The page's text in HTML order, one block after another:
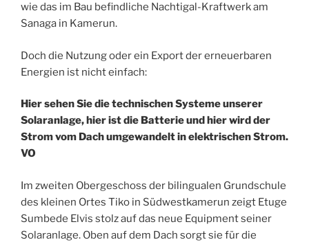
wie das im Bau befindliche Nachtigal-Kraftwerk am
Sanaga in Kamerun.
Doch die Nutzung oder ein Export der erneuerbaren
Energien ist nicht einfach:
Hier sehen Sie die technischen Systeme unserer
Solaranlage, hier ist die Batterie und hier wird der
Strom vom Dach umgewandelt in elektrischen Strom.
VO
Im zweiten Obergeschoss der bilingualen Grundschule
des kleinen Ortes Tiko in Südwestkamerun zeigt Etuge
Sumbede Elvis stolz auf das neue Equipment seiner
Solaranlage. Oben auf dem Dach sorgt sie für die